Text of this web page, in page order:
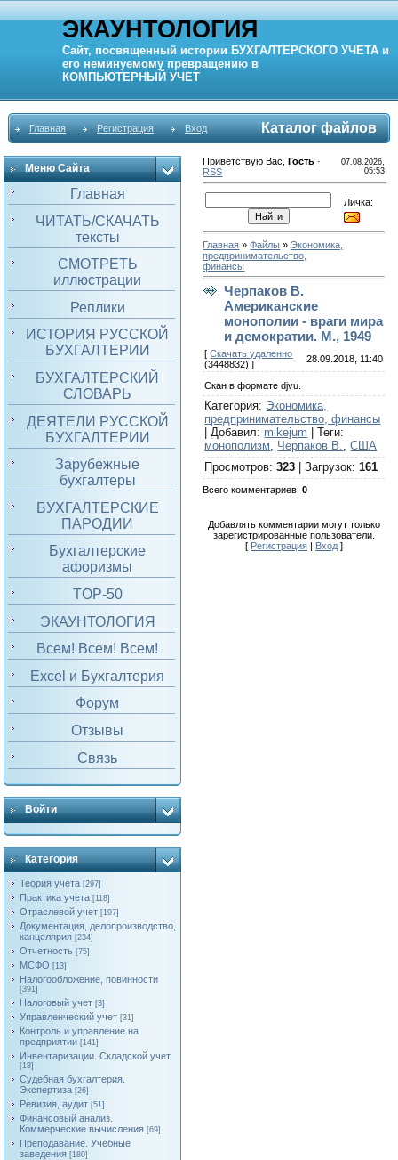
ЭКАУНТОЛОГИЯ
Сайт, посвященный истории БУХГАЛТЕРСКОГО УЧЕТА и
его неминуемому превращению в
КОМПЬЮТЕРНЫЙ УЧЕТ
Главная Регистрация Вход Каталог файлов
Меню Сайта
Главная
ЧИТАТЬ/СКАЧАТЬ
тексты
СМОТРЕТЬ
иллюстрации
Реплики
ИСТОРИЯ РУССКОЙ
БУХГАЛТЕРИИ
БУХГАЛТЕРСКИЙ
СЛОВАРЬ
ДЕЯТЕЛИ РУССКОЙ
БУХГАЛТЕРИИ
Зарубежные
бухгалтеры
БУХГАЛТЕРСКИЕ
ПАРОДИИ
Бухгалтерские
афоризмы
TOP-50
ЭКАУНТОЛОГИЯ
Всем! Всем! Всем!
Excel и Бухгалтерия
Форум
Отзывы
Связь
Войти
Категория
Теория учета [297]
Практика учета [118]
Отраслевой учет [197]
Документация, делопроизводство,
канцелярия [234]
Отчетность [75]
МСФО [13]
Налогообложение, повинности
[391]
Налоговый учет [3]
Управленческий учет [31]
Контроль и управление на
предприятии [141]
Инвентаризации. Складской учет
[18]
Судебная бухгалтерия.
Экспертиза [26]
Ревизия, аудит [51]
Финансовый анализ.
Коммерческие вычисления [69]
Преподавание. Учебные
заведения [180]
Приветствую Вас ,Гость ·
RSS
07.08.2026,
05:53
Личка:
Главная »Файлы »Экономика,
предпринимательство,
финансы
Черпаков В.
Американские
монополии - враги мира
и демократии. М., 1949
[Скачать удаленно
(3448832) ]
28.09.2018, 11:40
Скан в формате djvu.
Категория: Экономика,
предпринимательство, финансы
|Добавил: mikejum |Теги:
монополизм, Черпаков В.,США
Просмотров:323 |Загрузок:161
Всего комментариев:0
Добавлять комментарии могут только
зарегистрированные пользователи.
[ Регистрация| Вход]